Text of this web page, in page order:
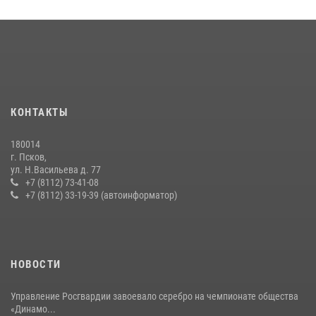
рабочее совещание
Росгвардейцы одержали победу
Сотрудники вневедомственной охраны Росгвардии за минувшие
сутки пресекли в областном центре серию краж
22 июля 2026, 10:19
16 июля 2026, 10:24
КОНТАКТЫ
180014
г. Псков,
ул. Н.Васильева д. 77
+7 (8112) 73-41-08
+7 (8112) 33-19-39 (автоинформатор)
НОВОСТИ
Управление Росгвардии завоевало серебро на чемпионате общества
«Динамо...